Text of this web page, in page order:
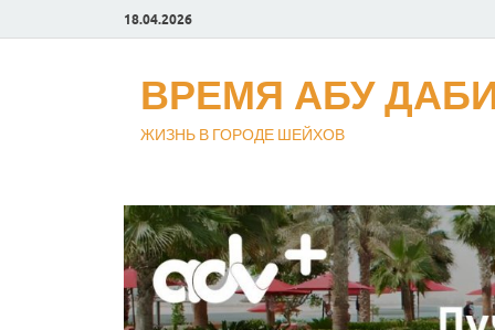
18.04.2026
ВРЕМЯ АБУ
ЖИЗНЬ В ГОРОДЕ ШЕЙХОВ